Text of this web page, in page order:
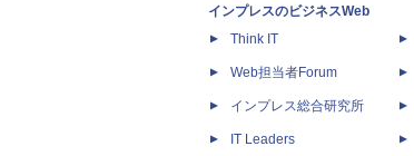
インプレスのビジネスWeb
Think IT
Web担当者Forum
インプレス総合研究所
IT Leaders